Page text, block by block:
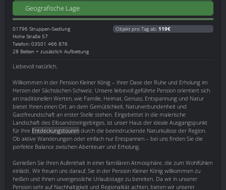
Geografische Lage
01796 Struppen-Siedlung
Hohe Straße 57
Telefon: 03501 466 876
28 Betten + zusätzlich Aufbettung
Objekt pro Tag ab: 119€
Liebevoll natürlich.
Willkommen in der Pension Kleiner König – Ihrer Oase der Ruhe und Erholung im
Herzen der Sächsischen Schweiz. Unsere liebevoll geführte Pension orientiert sich
an traditionellen Werten, wie Familie, Heimat, Genuss, Entspannung und Natur
bietet Ihnen einen Ort, an dem Gemütlichkeit, Naturverbundenheit und
Gastfreundschaft an erster Stelle stehen. Eingebettet in die malerische
Landschaft des Elbsandsteingebirges, ist unser Haus der ideale Ausgangspunkt
für Ihre Entdeckungstouren durch die beeindruckende Naturkulisse der Region.
Ob aktive Wanderungen oder einfach nur Entspannen – bei uns finden Sie die
perfekte Balance zwischen Abenteuer und Erholung.
Genießen Sie Ihren Aufenthalt in einer familiären Atmosphäre, die zum Wohlfühlen
einlädt. Wir freuen uns darauf, Sie in der Pension Kleiner König willkommen zu
heißen und Ihnen unvergessliche Urlaubstage zu bereiten. Da wir in unserer
Pension sehr auf Nachhaltigkeit und Regionalität achten, bieten wir unserer